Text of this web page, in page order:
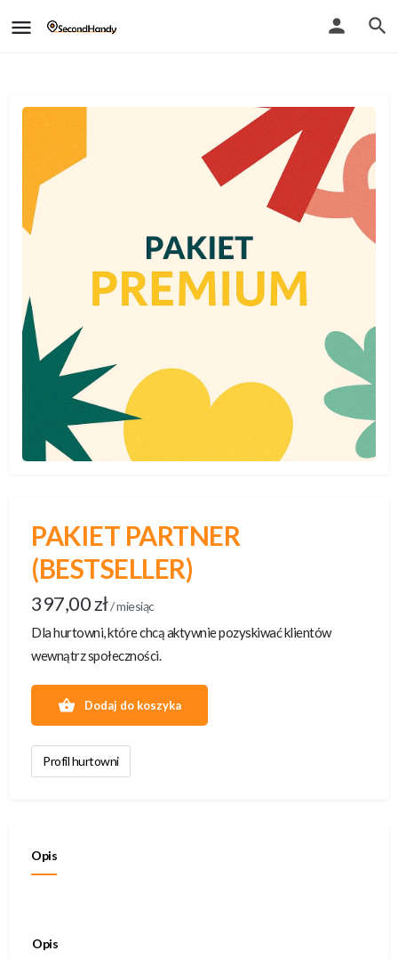
PAKIET PARTNER
(BESTSELLER)
397,00zł/ miesiąc
Dla hurtowni, które chcą aktywnie pozyskiwać klientów
wewnątrz społeczności.
Dodaj do koszyka
Profil hurtowni
Opis
Opis